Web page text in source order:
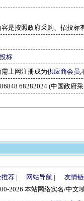
是按照政府采购、招投标
标
上网注册成为供应商会员,
68282024 (中国政府
推荐| 网站导航 |
友情
2026 本站网络实名/中文